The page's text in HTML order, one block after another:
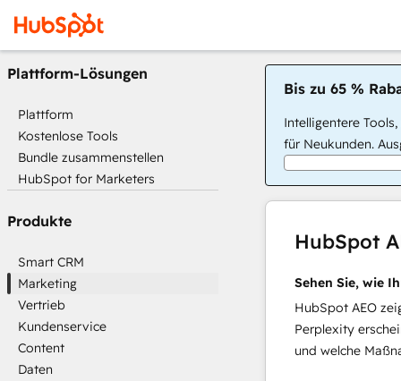
Plattform-Lösungen
Plattform
Kostenlose Tools
Bundle zusammenstellen
HubSpot for Marketers
Produkte
Smart CRM
Marketing
Vertrieb
Kundenservice
Content
Daten
Bis zu 65 %
Intelligentere
für Neukunden.
HubSpot
Sehen Sie, wie
HubSpot AEO
Perplexity
und welche